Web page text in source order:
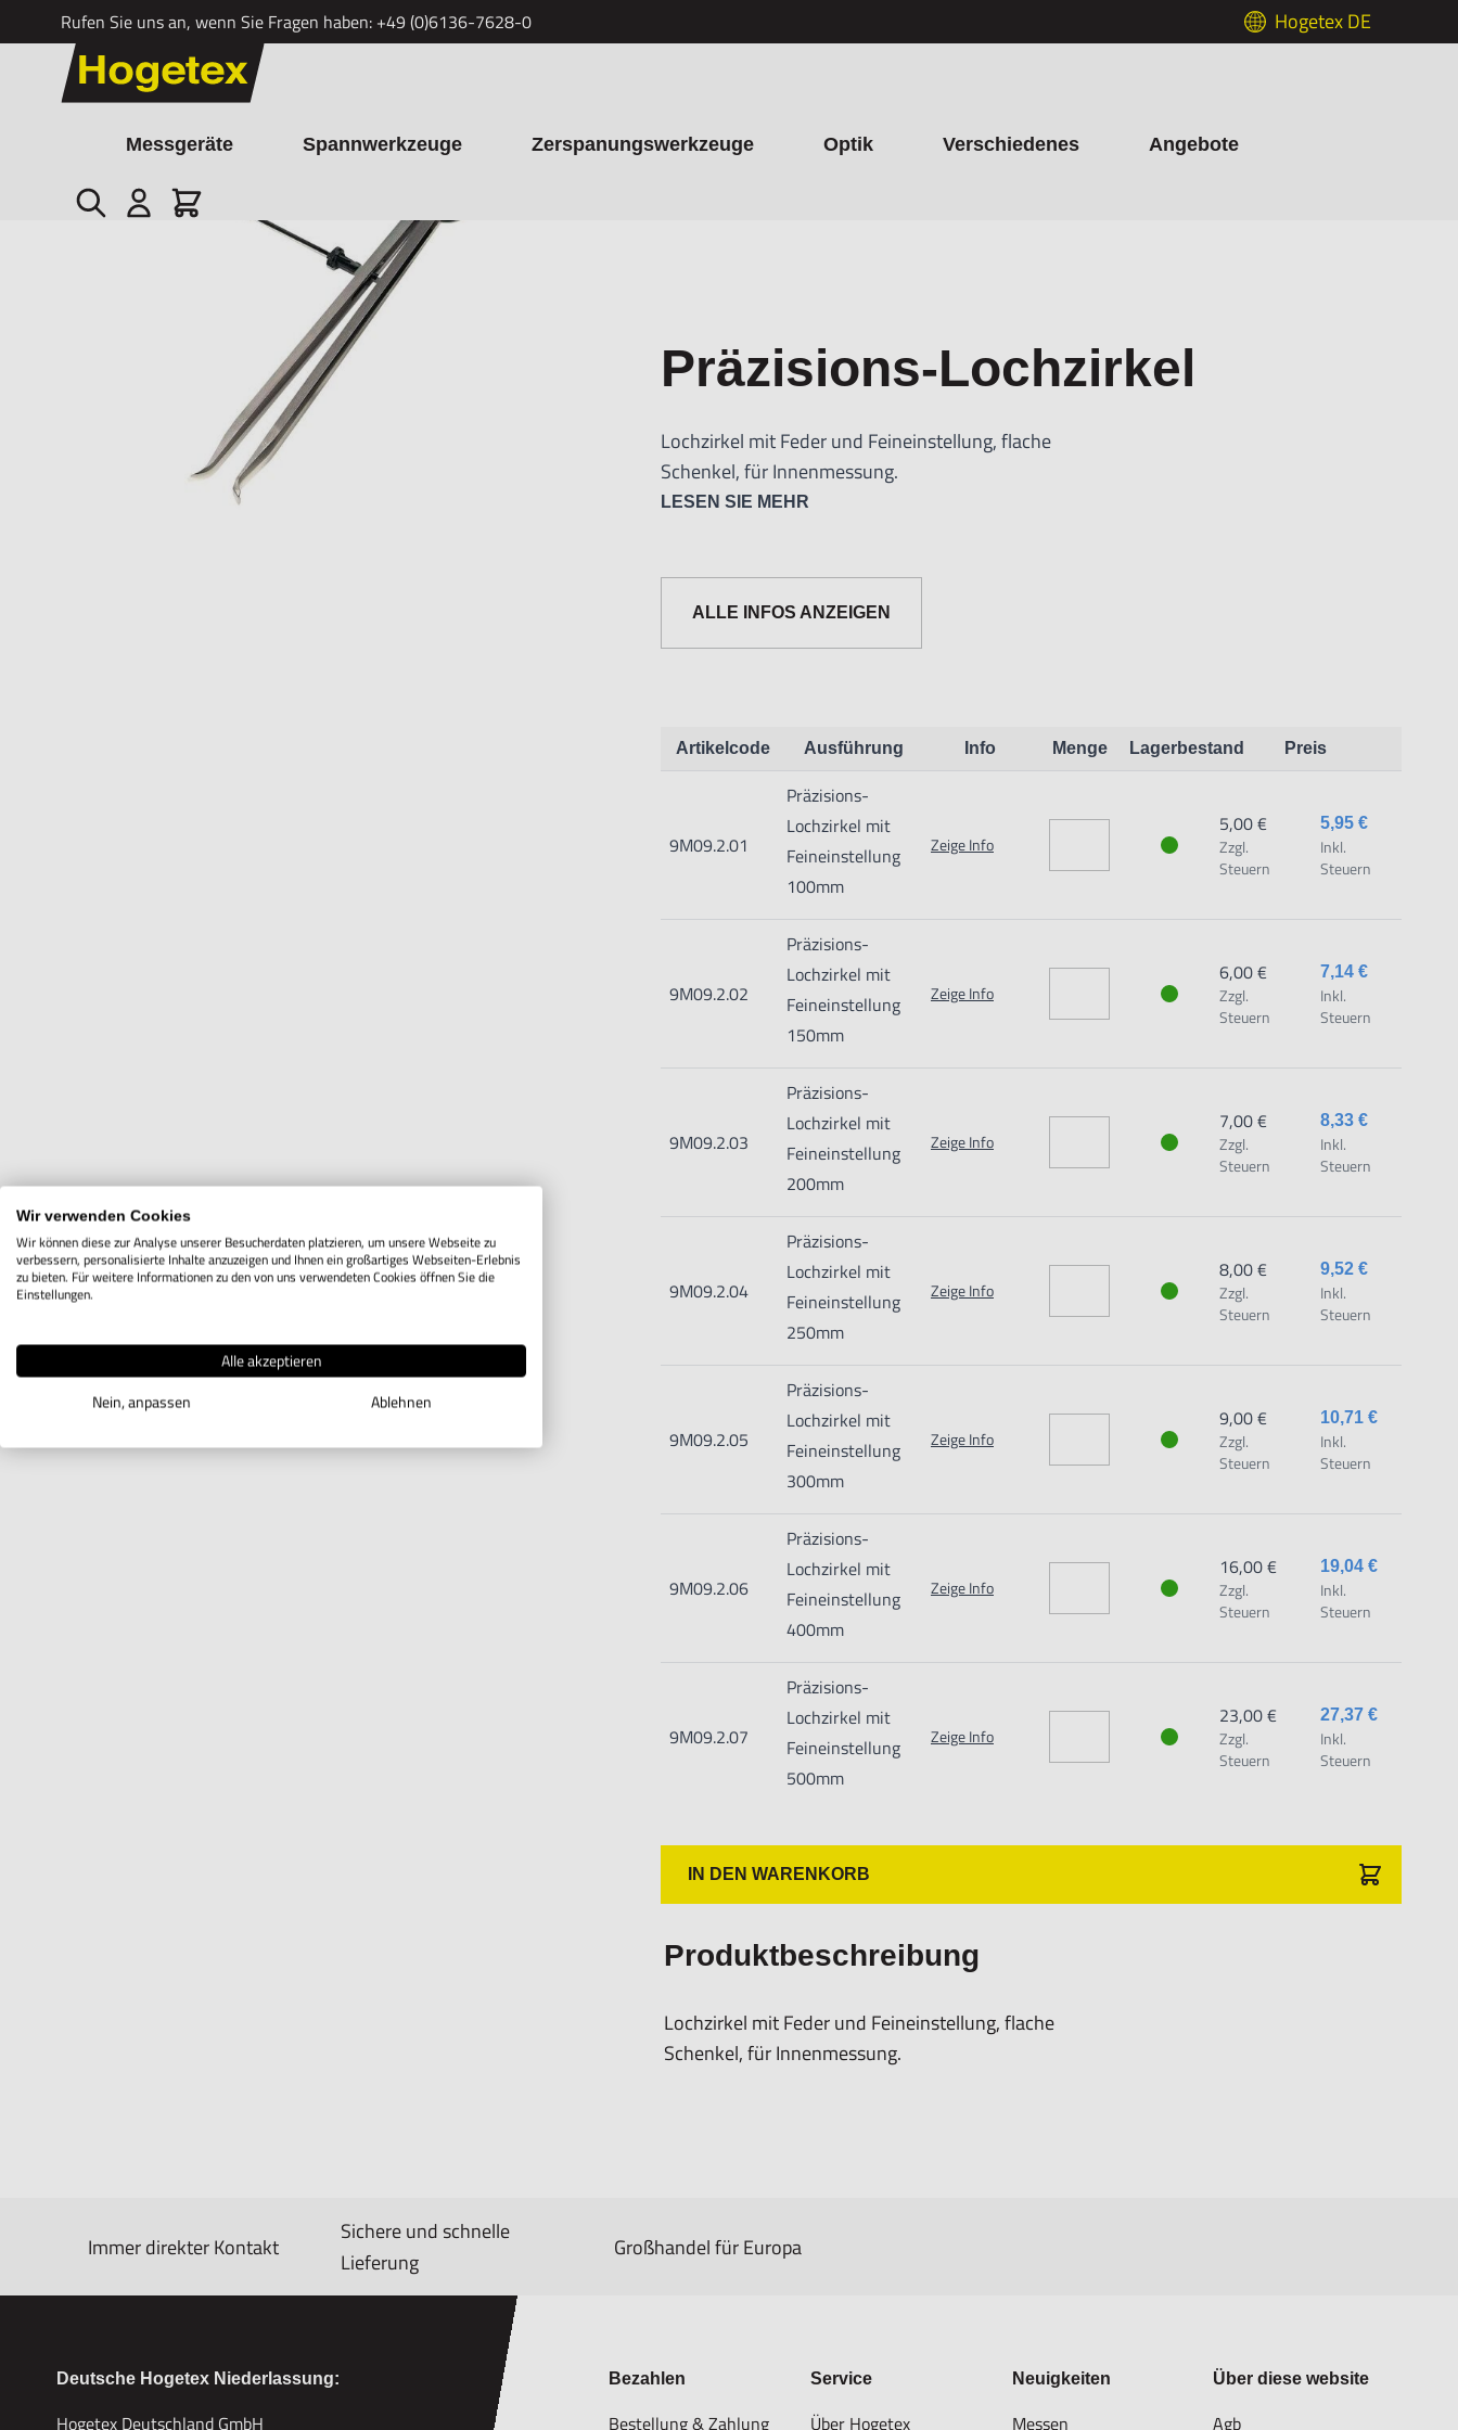
Rufen Sie uns an, wenn Sie Fragen haben: +49 (0)6136-7628-0 Hogetex DE
Zum Inhalt springen
Messgeräte Spannwerkzeuge Zerspanungswerkzeuge Optik Verschiedenes Angebote
Suche Cart
Präzisions-Lochzirkel
Lochzirkel mit Feder und Feineinstellung, flache
Schenkel, für Innenmessung.
LESEN SIE MEHR
ALLE INFOS ANZEIGEN
Artikelcode Ausführung Info Menge Lagerbestand Preis
9M09.2.01
Präzisions-
Lochzirkel mit
Feineinstellung
100mm
Zeige Info
5,95 €
Inkl.
Steuern
5,00 €
Zzgl.
Steuern
9M09.2.02
Präzisions-
Lochzirkel mit
Feineinstellung
150mm
Zeige Info
7,14 €
Inkl.
Steuern
6,00 €
Zzgl.
Steuern
9M09.2.03
Präzisions-
Lochzirkel mit
Feineinstellung
200mm
Zeige Info
8,33 €
Inkl.
Steuern
7,00 €
Zzgl.
Steuern
9M09.2.04
Präzisions-
Lochzirkel mit
Feineinstellung
250mm
Zeige Info
9,52 €
Inkl.
Steuern
8,00 €
Zzgl.
Steuern
9M09.2.05
Präzisions-
Lochzirkel mit
Feineinstellung
300mm
Zeige Info
10,71 €
Inkl.
Steuern
9,00 €
Zzgl.
Steuern
9M09.2.06
Präzisions-
Lochzirkel mit
Feineinstellung
400mm
Zeige Info
19,04 €
Inkl.
Steuern
16,00 €
Zzgl.
Steuern
9M09.2.07
Präzisions-
Lochzirkel mit
Feineinstellung
500mm
Zeige Info
27,37 €
Inkl.
Steuern
23,00 €
Zzgl.
Steuern
IN DEN WARENKORB
Produktbeschreibung
Lochzirkel mit Feder und Feineinstellung, flache
Schenkel, für Innenmessung.
Immer direkter Kontakt
Sichere und schnelle
Lieferung
Großhandel für Europa
Deutsche Hogetex Niederlassung:
Hogetex Deutschland GmbH
Bezahlen
Bestellung & Zahlung
Service
Über Hogetex
Neuigkeiten
Messen
Über diese website
Agb
Wir verwenden Cookies
Wir können diese zur Analyse unserer Besucherdaten platzieren, um unsere Webseite zu
verbessern, personalisierte Inhalte anzuzeigen und Ihnen ein großartiges Webseiten-Erlebnis
zu bieten. Für weitere Informationen zu den von uns verwendeten Cookies öffnen Sie die
Einstellungen.
Alle akzeptieren
Nein, anpassen
Ablehnen